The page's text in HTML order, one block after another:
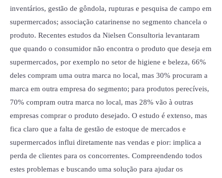
inventários, gestão de gôndola, rupturas e pesquisa de campo em
supermercados; associação catarinense no segmento chancela o
produto. Recentes estudos da Nielsen Consultoria levantaram
que quando o consumidor não encontra o produto que deseja em
supermercados, por exemplo no setor de higiene e beleza, 66%
deles compram uma outra marca no local, mas 30% procuram a
marca em outra empresa do segmento; para produtos perecíveis,
70% compram outra marca no local, mas 28% vão à outras
empresas comprar o produto desejado. O estudo é extenso, mas
fica claro que a falta de gestão de estoque de mercados e
supermercados influi diretamente nas vendas e pior: implica a
perda de clientes para os concorrentes. Compreendendo todos
estes problemas e buscando uma solução para ajudar os